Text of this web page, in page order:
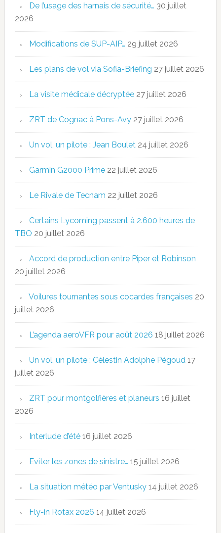
De l’usage des harnais de sécurité… 30 juillet
2026
Modifications de SUP-AIP… 29 juillet 2026
Les plans de vol via Sofia-Briefing 27 juillet 2026
La visite médicale décryptée 27 juillet 2026
ZRT de Cognac à Pons-Avy 27 juillet 2026
Un vol, un pilote : Jean Boulet 24 juillet 2026
Garmin G2000 Prime 22 juillet 2026
Le Rivale de Tecnam 22 juillet 2026
Certains Lycoming passent à 2.600 heures de
TBO 20 juillet 2026
Accord de production entre Piper et Robinson
20 juillet 2026
Voilures tournantes sous cocardes françaises 20
juillet 2026
L’agenda aeroVFR pour août 2026 18 juillet 2026
Un vol, un pilote : Célestin Adolphe Pégoud 17
juillet 2026
ZRT pour montgolfières et planeurs 16 juillet
2026
Interlude d’été 16 juillet 2026
Eviter les zones de sinistre… 15 juillet 2026
La situation météo par Ventusky 14 juillet 2026
Fly-in Rotax 2026 14 juillet 2026